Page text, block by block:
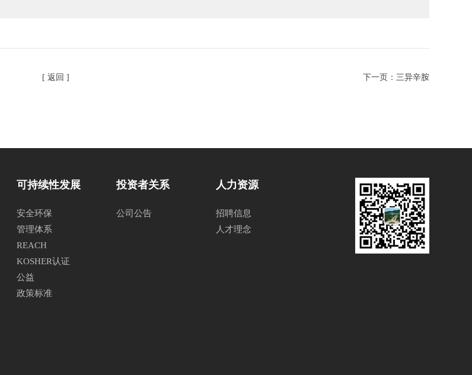
[ 返回 ] 下一页： 三异辛胺
可持续性发展
安全环保
管理体系
REACH
KOSHER认证
公益
政策标准
投资者关系
公司公告
人力资源
招聘信息
人才理念